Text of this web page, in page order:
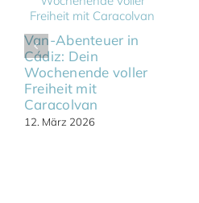
Van-Abenteuer in
Cádiz: Dein
Wochenende voller
Freiheit mit
Caracolvan
12. März 2026